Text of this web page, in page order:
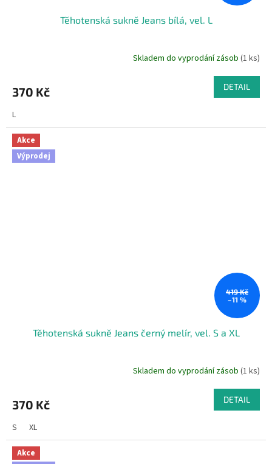
Těhotenská sukně Jeans bílá, vel. L
Skladem do vyprodání zásob (1 ks)
370 Kč DETAIL
L
Akce
Výprodej
419 Kč
–11 %
Těhotenská sukně Jeans černý melír, vel. S a XL
Skladem do vyprodání zásob (1 ks)
370 Kč DETAIL
S XL
Akce